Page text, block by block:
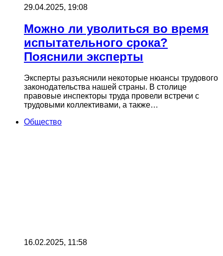
29.04.2025, 19:08
Можно ли уволиться во время
испытательного срока?
Пояснили эксперты
Эксперты разъяснили некоторые нюансы трудового
законодательства нашей страны. В столице
правовые инспекторы труда провели встречи с
трудовыми коллективами, а также…
Общество
16.02.2025, 11:58